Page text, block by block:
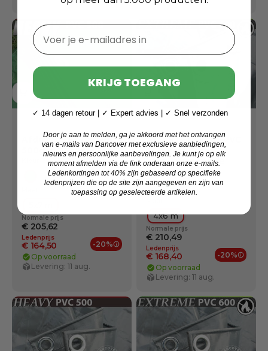
Afdekzeil 5x7m, PVC
500g/m², Groen
Groente
Grijs
Normale prijs
€ 205,62
Ledenprijs
€ 164,50 -20%
Ledenvoordelen
Op voorraad
Levering: 11 aug.
Afdekzeil 4x6m, PVC
600g/m², Grijs,
Vlamvertragende
Kleur:
GrijsGroente
4x6 m
Normale prijs
€ 210,49
Ledenprijs
€ 168,40 -20%
Op voorraad
Levering: 11 aug.
Voer je e-mailadres in
KRIJG TOEGANG
✓ 14 dagen retour | ✓ Expert advies | ✓ Snel verzonden
Door je aan te melden, ga je akkoord met het ontvangen
van e-mails van Dancover met exclusieve aanbiedingen,
nieuws en persoonlijke aanbevelingen. Je kunt je op elk
moment afmelden via de link onderaan onze e-mails.
Ledenkortingen tot 40% zijn gebaseerd op specifieke
ledenprijzen die op de site zijn aangegeven en zijn van
toepassing op geselecteerde artikelen.